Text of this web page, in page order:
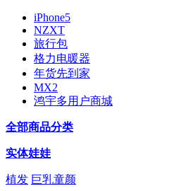
iPhone5
NZXT
旅行包
格力电暖器
年货先到家
MX2
鸿宇多用户商城
全部商品分类
实体娃娃
植发 巨乳童颜